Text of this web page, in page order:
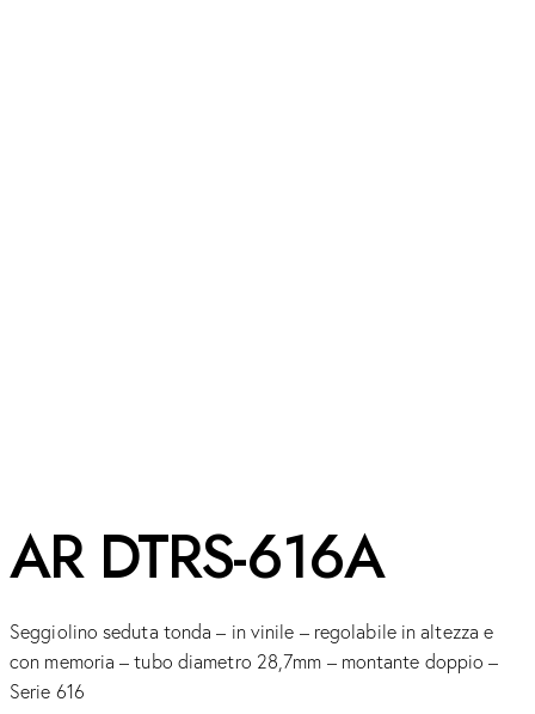
AR DTRS-616A
Seggiolino seduta tonda – in vinile – regolabile in altezza e
con memoria – tubo diametro 28,7mm – montante doppio –
Serie 616